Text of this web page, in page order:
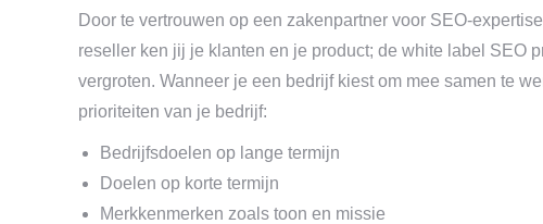
Door te vertrouwen op een zakenpartner voor SEO-
reseller ken jij je klanten en je product; de white label SEO
vergroten. Wanneer je een bedrijf kiest om mee samen te
prioriteiten van je bedrijf:
Bedrijfsdoelen op lange termijn
Doelen op korte termijn
Merkkenmerken zoals toon en missie